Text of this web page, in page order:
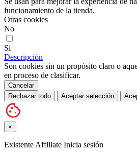
funcionamiento de la tienda.
Otras cookies
No
Si
Descripción
Son cookies sin un propósito claro o
en proceso de clasificar.
Cancelar
Rechazar todo
Aceptar selección
×
Existente Affiliate Inicia sesión